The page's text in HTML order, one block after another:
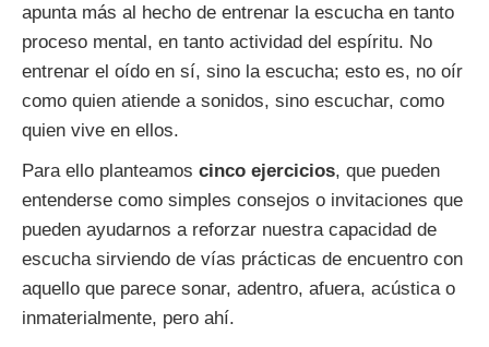
apunta más al hecho de entrenar la escucha en tanto
proceso mental, en tanto actividad del espíritu. No
entrenar el oído en sí, sino la escucha; esto es, no oír
como quien atiende a sonidos, sino escuchar, como
quien vive en ellos.
Para ello planteamos cinco ejercicios, que pueden
entenderse como simples consejos o invitaciones que
pueden ayudarnos a reforzar nuestra capacidad de
escucha sirviendo de vías prácticas de encuentro con
aquello que parece sonar, adentro, afuera, acústica o
inmaterialmente, pero ahí.